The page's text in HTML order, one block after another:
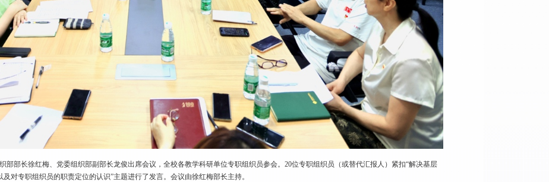
部部长徐红梅、党委组织部副部长龙俊出席会议，全校各教学科研单位专职组织员参会。20位专职组织员（或替代汇报人）紧扣“解决基层
对专职组织员的职责定位的认识”主题进行了发言。会议由徐红梅部长主持。